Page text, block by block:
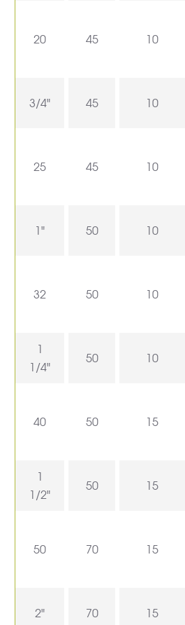
20 45 10
3/4" 45 10
25 45 10
1" 50 10
32 50 10
1
1/4"
50 10
40 50 15
1
1/2"
50 15
50 70 15
2" 70 15